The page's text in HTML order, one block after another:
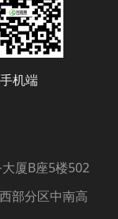
手机端
厦B座5楼502
部分区中南高